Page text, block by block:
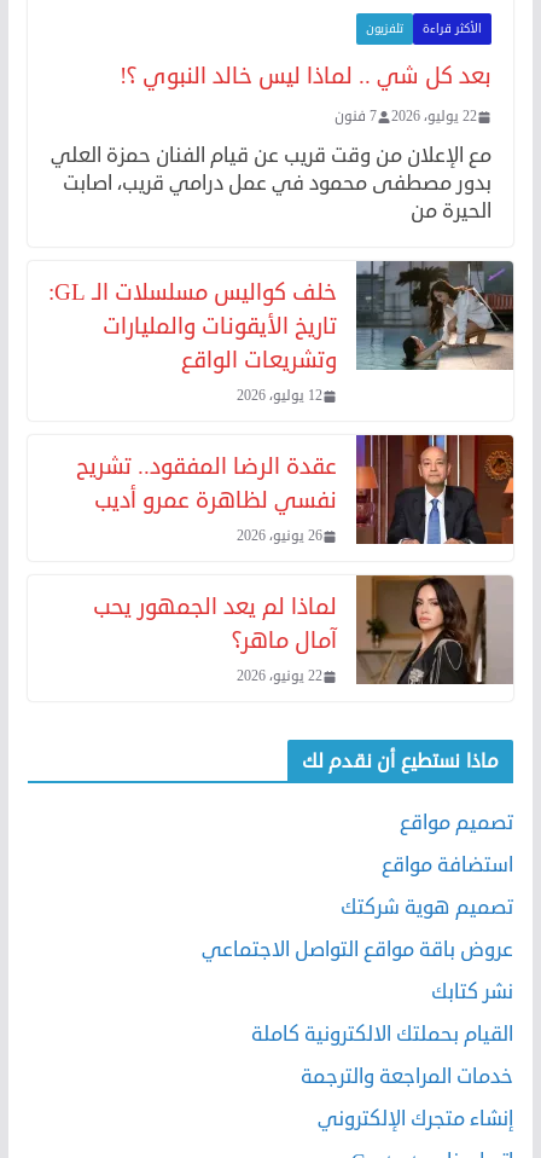
الأكثر قراءة تلفزيون
بعد كل شي .. لماذا ليس خالد النبوي ؟!
22 يوليو، 2026 7 فنون
مع الإعلان من وقت قريب عن قيام الفنان حمزة العلي
بدور مصطفى محمود في عمل درامي قريب، اصابت
الحيرة من
خلف كواليس مسلسلات الـ GL:
تاريخ الأيقونات والمليارات
وتشريعات الواقع
12 يوليو، 2026
عقدة الرضا المفقود.. تشريح
نفسي لظاهرة عمرو أديب
26 يونيو، 2026
لماذا لم يعد الجمهور يحب
آمال ماهر؟
22 يونيو، 2026
ماذا نستطيع أن نقدم لك
تصميم مواقع
استضافة مواقع
تصميم هوية شركتك
عروض باقة مواقع التواصل الاجتماعي
نشر كتابك
القيام بحملتك الالكترونية كاملة
خدمات المراجعة والترجمة
إنشاء متجرك الإلكتروني